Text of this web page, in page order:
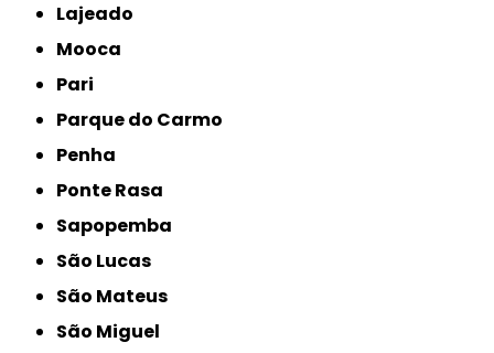
Lajeado
Mooca
Pari
Parque do Carmo
Penha
Ponte Rasa
Sapopemba
São Lucas
São Mateus
São Miguel